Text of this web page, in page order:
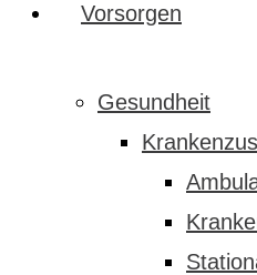
Vorsorgen
Gesundheit